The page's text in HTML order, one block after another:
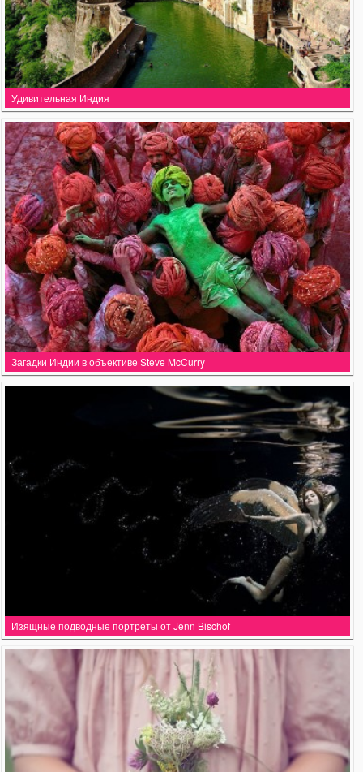
Удивительная Индия
Загадки Индии в объективе Steve McCurry
Изящные подводные портреты от Jenn Bischof